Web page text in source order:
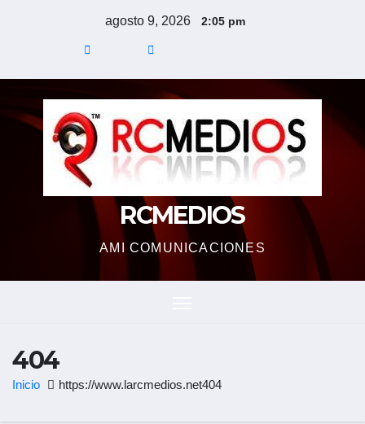
agosto 9, 2026 2:05 pm
RCMEDIOS
AMI COMUNICACIONES
404
Inicio https://www.larcmedios.net404